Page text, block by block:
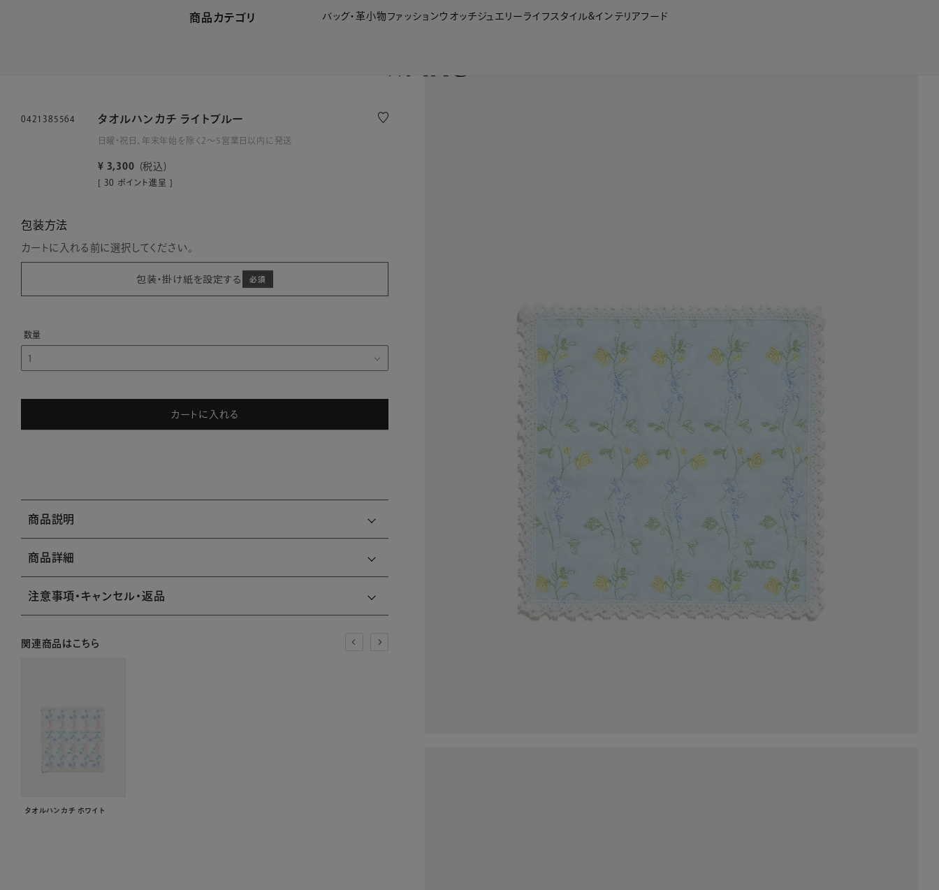
商品カテゴリ バッグ・革小物 ファッションウオッチジュエリー ライフスタイル&インテリアフード
0421385564 タオルハンカチ ライトブルー
日曜・祝日、年末年始を除く2～5営業日以内に発送
¥ 3,300 税込
[ 30 ポイント進呈 ]
包装方法
カートに入れる前に選択してください。
包装・掛け紙を設定する
カートに入れる
商品説明
商品詳細
注意事項・キャンセル・返品
関連商品はこちら
タオルハンカチ ホワイト